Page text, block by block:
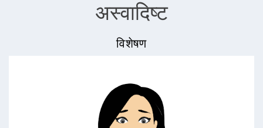
अस्वादिष्ट
विशेषण